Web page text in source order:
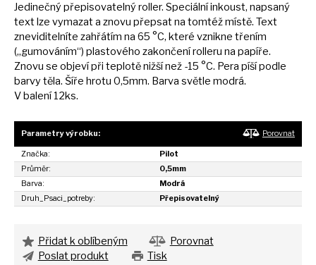
Jedinečný přepisovatelný roller. Speciální inkoust, napsaný
text lze vymazata znovu přepsatna tomtéž místě. Text
zneviditelníte zahřátím na 65 °C, které vznikne třením
(„gumováním“) plastového zakončení rolleru na papíře.
Znovu se objeví při teplotě nižší než -15 °C. Pera píší podle
barvy těla. Šíře hrotu 0,5mm. Barva světle modrá.
V balení 12ks.
Parametry výrobku: Porovnat
Značka:
Pilot
Průměr:
0,5mm
Barva:
Modrá
Druh_Psaci_potreby:
Přepisovatelný
Přidat k oblíbeným
Porovnat
Poslat produkt
Tisk